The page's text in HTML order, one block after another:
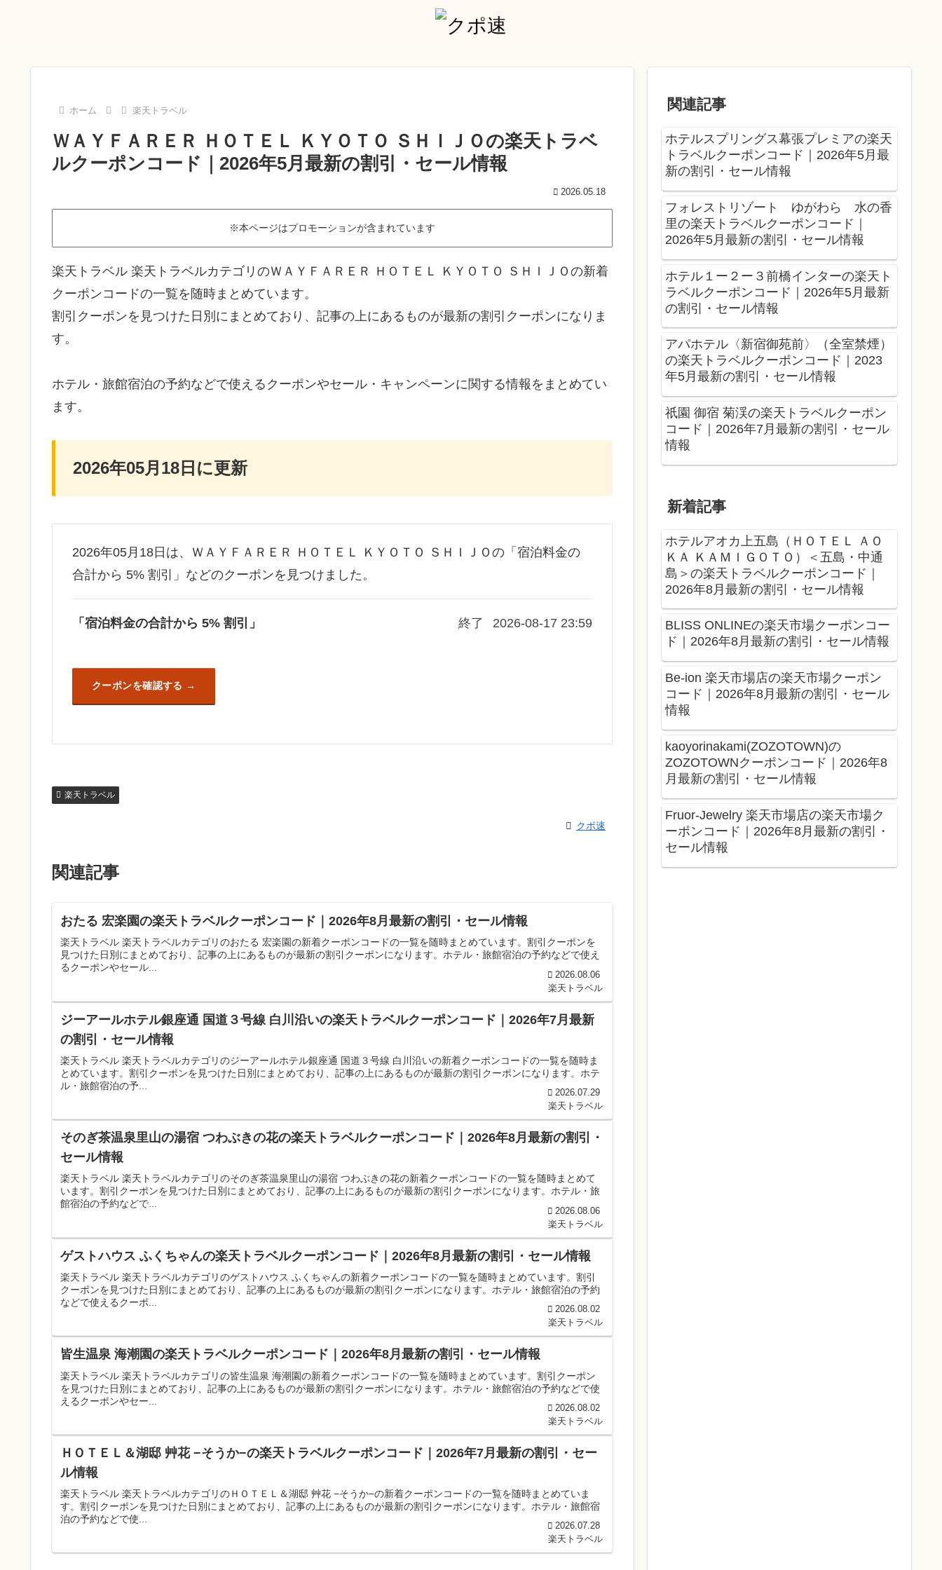
ホーム 楽天トラベル
ＷＡＹＦＡＲＥＲ ＨＯＴＥＬ ＫＹＯＴＯ ＳＨＩＪＯの楽天トラベ
ルクーポンコード｜2026年5月最新の割引・セール情報
2026.05.18
※本ページはプロモーションが含まれています
楽天トラベル 楽天トラベルカテゴリのＷＡＹＦＡＲＥＲ ＨＯＴＥＬ ＫＹＯＴＯ ＳＨＩＪＯの新着
クーポンコードの一覧を随時まとめています。
割引クーポンを見つけた日別にまとめており、記事の上にあるものが最新の割引クーポンになりま
す。
ホテル・旅館宿泊の予約などで使えるクーポンやセール・キャンペーンに関する情報をまとめてい
ます。
2026年05月18日に更新
2026年05月18日は、ＷＡＹＦＡＲＥＲ ＨＯＴＥＬ ＫＹＯＴＯ ＳＨＩＪＯの「宿泊料金の
合計から 5% 割引」などのクーポンを見つけました。
「宿泊料金の合計から 5% 割引」 終了 2026-08-17 23:59
クーポンを確認する
楽天トラベル
クポ速
関連記事
おたる 宏楽園の楽天トラベルクーポンコード｜2026年8月最新の割引・セール情報
楽天トラベル 楽天トラベルカテゴリのおたる 宏楽園の新着クーポンコードの一覧を随時まとめています。割引クーポンを
見つけた日別にまとめており、記事の上にあるものが最新の割引クーポンになります。ホテル・旅館宿泊の予約などで使え
るクーポンやセール...
2026.08.06
楽天トラベル
ジーアールホテル銀座通 国道３号線 白川沿いの楽天トラベルクーポンコード｜2026年7月最新
の割引・セール情報
楽天トラベル 楽天トラベルカテゴリのジーアールホテル銀座通 国道３号線 白川沿いの新着クーポンコードの一覧を随時ま
とめています。割引クーポンを見つけた日別にまとめており、記事の上にあるものが最新の割引クーポンになります。ホテ
ル・旅館宿泊の予...
2026.07.29
楽天トラベル
そのぎ茶温泉里山の湯宿 つわぶきの花の楽天トラベルクーポンコード｜2026年8月最新の割引・
セール情報
楽天トラベル 楽天トラベルカテゴリのそのぎ茶温泉里山の湯宿 つわぶきの花の新着クーポンコードの一覧を随時まとめて
います。割引クーポンを見つけた日別にまとめており、記事の上にあるものが最新の割引クーポンになります。ホテル・旅
館宿泊の予約などで...
2026.08.06
楽天トラベル
ゲストハウス ふくちゃんの楽天トラベルクーポンコード｜2026年8月最新の割引・セール情報
楽天トラベル 楽天トラベルカテゴリのゲストハウス ふくちゃんの新着クーポンコードの一覧を随時まとめています。割引
クーポンを見つけた日別にまとめており、記事の上にあるものが最新の割引クーポンになります。ホテル・旅館宿泊の予約
などで使えるクーポ...
2026.08.02
楽天トラベル
皆生温泉 海潮園の楽天トラベルクーポンコード｜2026年8月最新の割引・セール情報
楽天トラベル 楽天トラベルカテゴリの皆生温泉 海潮園の新着クーポンコードの一覧を随時まとめています。割引クーポン
を見つけた日別にまとめており、記事の上にあるものが最新の割引クーポンになります。ホテル・旅館宿泊の予約などで使
えるクーポンやセー...
2026.08.02
楽天トラベル
ＨＯＴＥＬ＆湖邸 艸花 −そうか−の楽天トラベルクーポンコード｜2026年7月最新の割引・セー
ル情報
楽天トラベル 楽天トラベルカテゴリのＨＯＴＥＬ＆湖邸 艸花 −そうか−の新着クーポンコードの一覧を随時まとめていま
す。割引クーポンを見つけた日別にまとめており、記事の上にあるものが最新の割引クーポンになります。ホテル・旅館宿
泊の予約などで使...
2026.07.28
楽天トラベル
関連記事
ホテルスプリングス幕張プレミアの楽天
トラベルクーポンコード｜2026年5月最
新の割引・セール情報
フォレストリゾート ゆがわら 水の香
里の楽天トラベルクーポンコード｜
2026年5月最新の割引・セール情報
ホテル１ー２ー３前橋インターの楽天ト
ラベルクーポンコード｜2026年5月最新
の割引・セール情報
アパホテル〈新宿御苑前〉（全室禁煙）
の楽天トラベルクーポンコード｜2023
年5月最新の割引・セール情報
祇園 御宿 菊渓の楽天トラベルクーポン
コード｜2026年7月最新の割引・セール
情報
新着記事
ホテルアオカ上五島（ＨＯＴＥＬ ＡＯ
ＫＡ ＫＡＭＩＧＯＴＯ）＜五島・中通
島＞の楽天トラベルクーポンコード｜
2026年8月最新の割引・セール情報
BLISS ONLINEの楽天市場クーポンコー
ド｜2026年8月最新の割引・セール情報
Be-ion 楽天市場店の楽天市場クーポン
コード｜2026年8月最新の割引・セール
情報
kaoyorinakami(ZOZOTOWN)の
ZOZOTOWNクーポンコード｜2026年8
月最新の割引・セール情報
Fruor-Jewelry 楽天市場店の楽天市場ク
ーポンコード｜2026年8月最新の割引・
セール情報